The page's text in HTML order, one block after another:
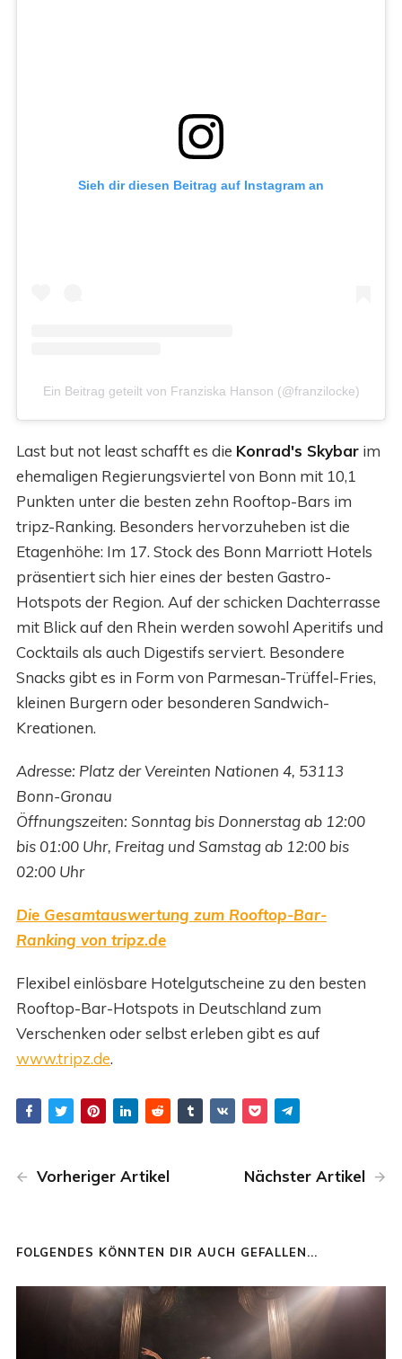
Sieh dir diesen Beitrag auf Instagram an
Ein Beitrag geteilt von Franziska Hanson (@franzilocke)
Last but not least schafft es die Konrad's Skybarim
ehemaligen Regierungsviertel von Bonn mit 10,1
Punkten unter die besten zehn Rooftop-Bars im
tripz-Ranking. Besonders hervorzuheben ist die
Etagenhöhe: Im 17. Stock des Bonn Marriott Hotels
präsentiert sich hier eines der besten Gastro-
Hotspots der Region. Auf der schicken Dachterrasse
mit Blick auf den Rhein werden sowohl Aperitifs und
Cocktails als auch Digestifs serviert. Besondere
Snacks gibt es in Form von Parmesan-Trüffel-Fries,
kleinen Burgern oder besonderen Sandwich-
Kreationen.
Adresse: Platz der Vereinten Nationen 4, 53113
Bonn-Gronau
Öffnungszeiten: Sonntag bis Donnerstag ab 12:00
bis 01:00 Uhr, Freitag und Samstag ab 12:00 bis
02:00 Uhr
Die Gesamtauswertung zum Rooftop-Bar-
Ranking von tripz.de
Flexibel einlösbare Hotelgutscheine zu den besten
Rooftop-Bar-Hotspots in Deutschland zum
Verschenken oder selbst erleben gibt es auf
www.tripz.de.
Vorheriger Artikel Nächster Artikel
FOLGENDES KÖNNTEN DIR AUCH GEFALLEN...